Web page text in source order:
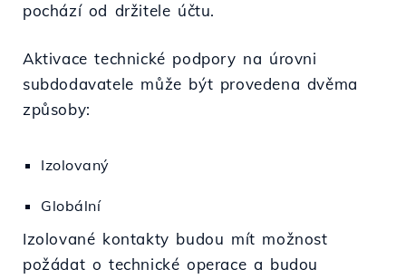
pochází od držitele účtu.
Aktivace technické podpory na úrovni
subdodavatele může být provedena dvěma
způsoby:
Izolovaný
Globální
Izolované kontakty budou mít možnost
požádat o technické operace a budou